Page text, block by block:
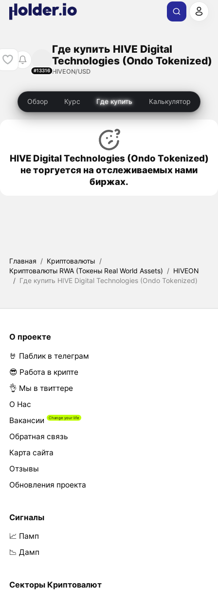
#13316
Где купить HIVE Digital
Technologies (Ondo Tokenized)
HIVEON/USD
Обзор Курс Где купить Калькулятор
HIVE Digital Technologies (Ondo Tokenized)
не торгуется на отслеживаемых нами
биржах.
Главная / Криптовалюты /
Криптовалюты RWA (Токены Real World Assets) / HIVEON
/ Где купить HIVE Digital Technologies (Ondo Tokenized)
О проекте
🤘 Паблик в телеграм
😎 Работа в крипте
👌 Мы в твиттере
О Нас
Вакансии
Обратная связь
Карта сайта
Отзывы
Обновления проекта
Сигналы
📈 Памп
📉 Дамп
Секторы Криптовалют